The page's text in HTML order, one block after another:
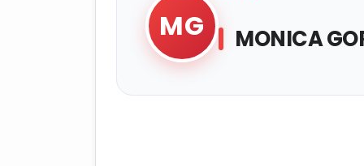
MG MONICA